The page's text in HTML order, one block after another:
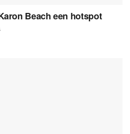
Beach een hotspot